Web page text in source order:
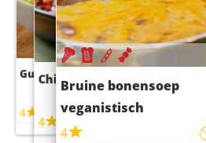
Guacamole
4
Chili con carne
4 45m
Bruine bonensoep
veganistisch
4
Sushi rijstsalade
maaltijdsalade
4